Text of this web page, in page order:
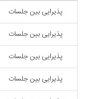
پذیرایی بین جلسات
پذیرایی بین جلسات
پذیرایی بین جلسات
پذیرایی بین جلسات